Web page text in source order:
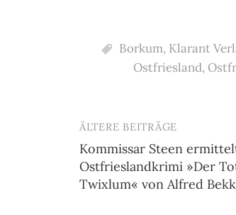
Borkum, Klarant
Ostfriesland,
Beitragsnavigation
ÄLTERE BEITRÄGE
Kommissar Steen
Ostfrieslandkrimi »Der
Twixlum« von Alfred